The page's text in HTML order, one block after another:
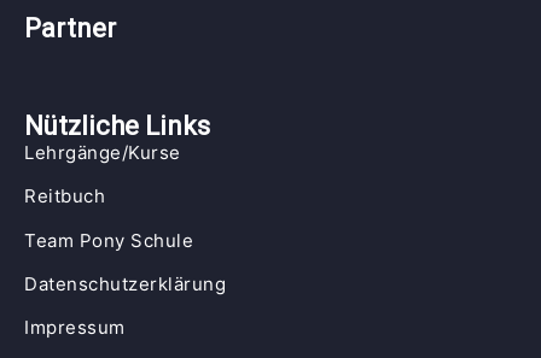
Partner
Nützliche Links
Lehrgänge/Kurse
Reitbuch
Team Pony Schule
Datenschutzerklärung
Impressum